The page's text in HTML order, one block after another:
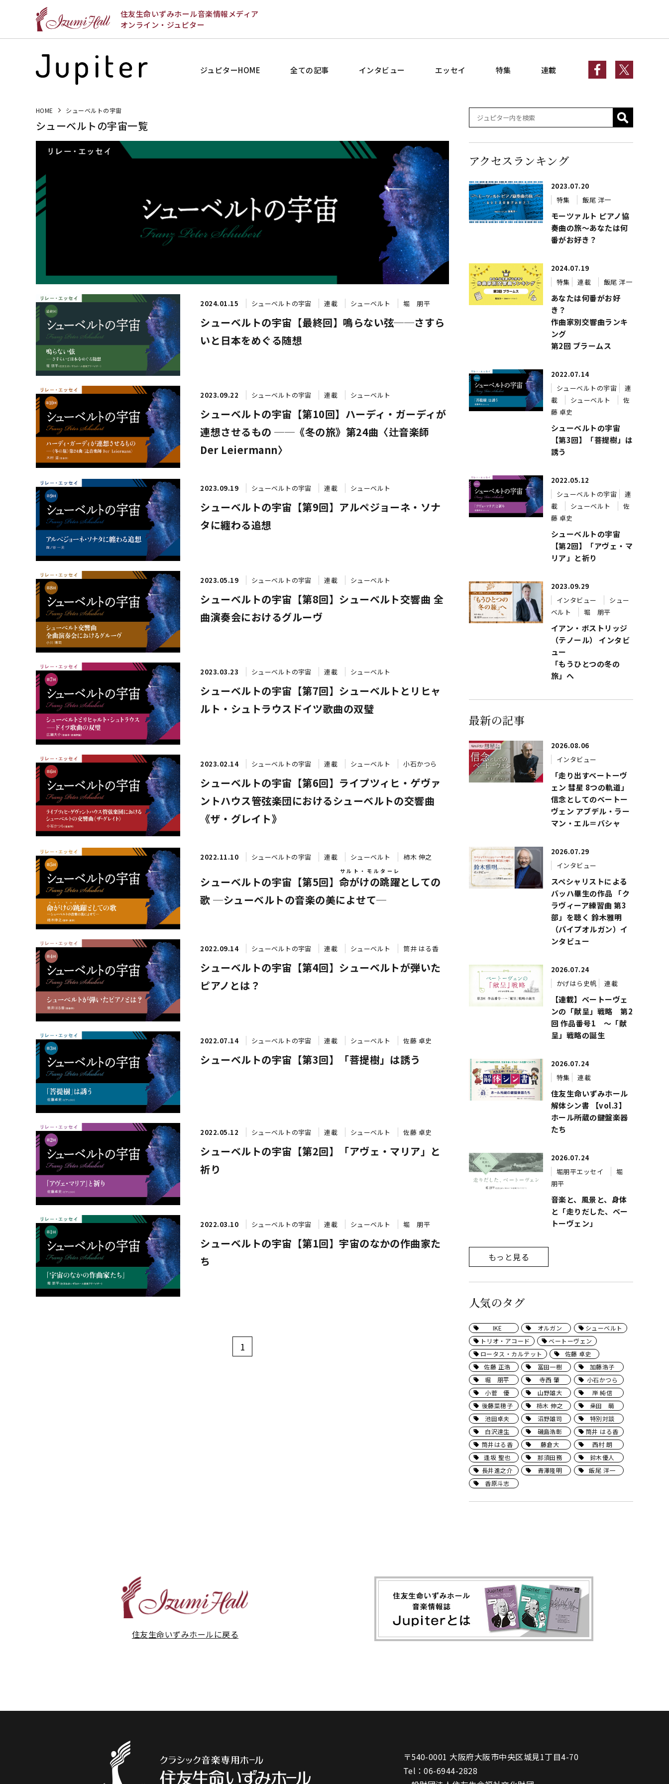
住友生命いずみホール音楽情報メディア
オンライン・ジュピター
ジュピターHOME 全ての記事 インタビュー エッセイ 特集 連載
HOME シューベルトの宇宙
シューベルトの宇宙一覧
2024.01.15 シューベルトの宇宙 連載 シューベルト 堀 朋平
シューベルトの宇宙【最終回】鳴らない弦──さすら
いと日本をめぐる随想
2023.09.22 シューベルトの宇宙 連載 シューベルト
シューベルトの宇宙【第10回】ハーディ・ガーディが
連想させるもの ──《冬の旅》第24曲〈辻音楽師
Der Leiermann〉
2023.09.19 シューベルトの宇宙 連載 シューベルト
シューベルトの宇宙【第9回】アルペジョーネ・ソナ
タに纏わる追想
2023.05.19 シューベルトの宇宙 連載 シューベルト
シューベルトの宇宙【第8回】シューベルト交響曲 全
曲演奏会におけるグルーヴ
2023.03.23 シューベルトの宇宙 連載 シューベルト
シューベルトの宇宙【第7回】シューベルトとリヒャ
ルト・シュトラウス――ドイツ歌曲の双璧
2023.02.14 シューベルトの宇宙 連載 シューベルト 小石かつら
シューベルトの宇宙【第6回】ライプツィヒ・ゲヴァ
ントハウス管弦楽団におけるシューベルトの交響曲
《ザ・グレイト》
2022.11.10 シューベルトの宇宙 連載 シューベルト 柿木 伸之
シューベルトの宇宙【第5回】命がけの跳躍
サルト・モルターレ
としての
歌 ─シューベルトの音楽の美によせて─
2022.09.14 シューベルトの宇宙 連載 シューベルト 筒井 はる香
シューベルトの宇宙【第4回】シューベルトが弾いた
ピアノとは？
2022.07.14 シューベルトの宇宙 連載 シューベルト 佐藤 卓史
シューベルトの宇宙【第3回】「菩提樹」は誘う
2022.05.12 シューベルトの宇宙 連載 シューベルト 佐藤 卓史
シューベルトの宇宙【第2回】「アヴェ・マリア」と
祈り
2022.03.10 シューベルトの宇宙 連載 シューベルト 堀 朋平
シューベルトの宇宙【第1回】宇宙のなかの作曲家た
ち
1
アクセスランキング
2023.07.20
特集
飯尾 洋一
モーツァルト ピアノ協
奏曲の旅～あなたは何
番がお好き？
2024.07.19
特集
連載 飯尾 洋一
あなたは何番がお好
き？
作曲家別交響曲ランキ
ング
第2回 ブラームス
2022.07.14
シューベルトの宇宙
連
載
シューベルト
佐
藤 卓史
シューベルトの宇宙
【第3回】「菩提樹」は
誘う
2022.05.12
シューベルトの宇宙
連
載
シューベルト
佐
藤 卓史
シューベルトの宇宙
【第2回】「アヴェ・マ
リア」と祈り
2023.09.29
インタビュー
シュー
ベルト
堀 朋平
イアン・ボストリッジ
（テノール） インタビ
ュー
「もうひとつの冬の
旅」へ
最新の記事
2026.08.06
インタビュー
「走り出すベートーヴ
ェン 彗星 8つの軌道」
信念としてのベートー
ヴェン アブデル・ラー
マン・エル＝バシャ
2026.07.29
インタビュー
スペシャリストによる
バッハ畢生の作品 「ク
ラヴィーア練習曲 第3
部」を聴く 鈴木雅明
（パイプオルガン）イ
ンタビュー
2026.07.24
かげはら史帆
連載
【連載】ベートーヴェ
ンの「献呈」戦略 第2
回 作品番号1 ～「献
呈」戦略の誕生
2026.07.24
特集
連載
住友生命いずみホール
解体シン書 【vol.3】
ホール所蔵の鍵盤楽器
たち
2026.07.24
堀朋平エッセイ
堀
朋平
音楽と、風景と、身体
と「走りだした、ベー
トーヴェン」
もっと見る
人気のタグ
IKE オルガン
シューベルト
トリオ・アコード
ベートーヴェン
ロータス・カルテット
佐藤 卓史
佐藤 正浩
冨田一樹
加藤浩子
堀 朋平
寺西 肇
小石かつら
小菅 優
山野雄大
岸 純信
後藤菜穂子
柿木 伸之
桒田 萌
池田卓夫
沼野雄司
特別対談
白沢達生
磯島浩彰
筒井 はる香
筒井はる香
藤倉大
西村 朗
逢坂 聖也
那須田務
鈴木優人
長井進之介
青澤隆明
飯尾 洋一
香原斗志
住友生命いずみホールに戻る
〒540-0001 大阪府大阪市中央区城見1丁目4-70
Tel：06-6944-2828